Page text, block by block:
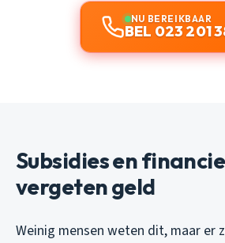
NU BEREIKBAAR
BEL 023 201
Subsidies en
vergeten geld
Weinig mensen weten dit, maar er